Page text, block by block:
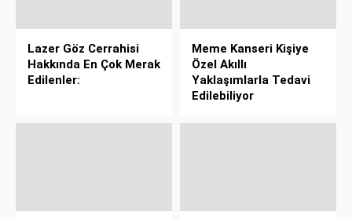
Lazer Göz Cerrahisi
Hakkında En Çok Merak
Edilenler:
Meme Kanseri Kişiye
Özel Akıllı
Yaklaşımlarla Tedavi
Edilebiliyor